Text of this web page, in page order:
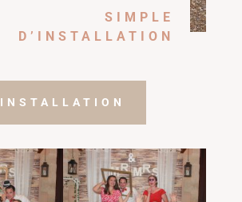
SIMPLE
D’INSTALLATION
INSTALLATION